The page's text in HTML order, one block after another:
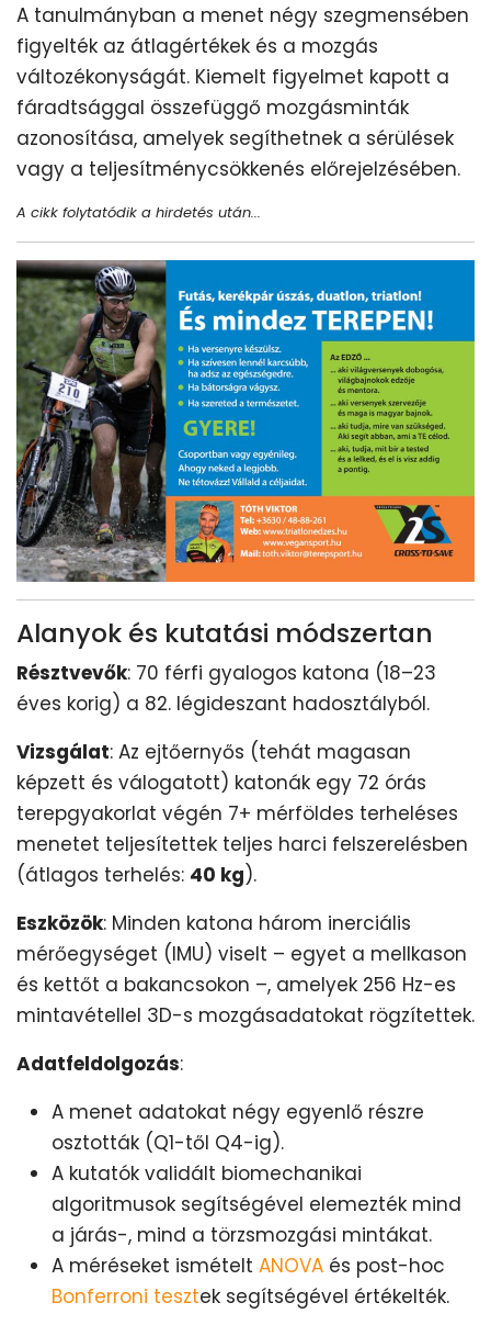
A tanulmányban a menet négy szegmensében
figyelték az átlagértékek és a mozgás
változékonyságát. Kiemelt figyelmet kapott a
fáradtsággal összefüggő mozgásminták
azonosítása, amelyek segíthetnek a sérülések
vagy a teljesítménycsökkenés előrejelzésében.
A cikk folytatódik a hirdetés után...
Alanyok és kutatási módszertan
Résztvevők: 70 férfi gyalogos katona (18–23
éves korig) a 82. légideszant hadosztályból.
Vizsgálat: Az ejtőernyős (tehát magasan
képzett és válogatott) katonák egy 72 órás
terepgyakorlat végén 7+ mérföldes terheléses
menetet teljesítettek teljes harci felszerelésben
(átlagos terhelés: 40 kg).
Eszközök: Minden katona három inerciális
mérőegységet (IMU) viselt – egyet a mellkason
és kettőt a bakancsokon –, amelyek 256 Hz-es
mintavétellel 3D-s mozgásadatokat rögzítettek.
Adatfeldolgozás:
A menet adatokat négy egyenlő részre
osztották (Q1-től Q4-ig).
A kutatók validált biomechanikai
algoritmusok segítségével elemezték mind
a járás-, mind a törzsmozgási mintákat.
A méréseket ismételt ANOVA és post-hoc
Bonferroni tesztek segítségével értékelték.